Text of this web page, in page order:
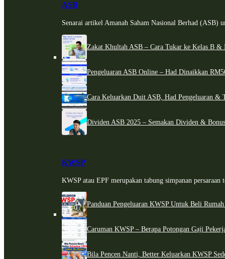
ASB
Senarai artikel Amanah Saham Nasional Berhad (ASB)
Zakat Khultah ASB – Cara Tukar ke Kelas B &
Pengeluaran ASB Online – Had Dinaikkan
Cara Keluarkan Duit ASB, Had Pengeluaran &
Dividen ASB 2025 – Semakan Dividen &
KWSP
KWSP atau EPF merupakan tabung simpanan persaraan
Panduan Pengeluaran KWSP Untuk Beli
Caruman KWSP – Berapa Potongan Gaji
Bila Pencen Nanti, Better Keluarkan KWSP